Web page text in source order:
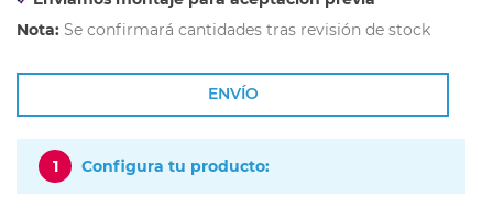
Nota: Se confirmará cantidades tras revisión de stock
ENVÍO
1 Configura tu producto: